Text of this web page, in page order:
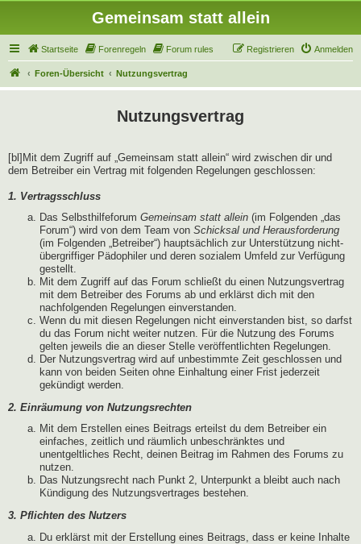
Gemeinsam statt allein
Startseite Forenregeln Forum rules Anmelden
Registrieren
Foren-Übersicht Nutzungsvertrag
Nutzungsvertrag
[bl]Mit dem Zugriff auf „Gemeinsam statt allein“ wird zwischen dir und
dem Betreiber ein Vertrag mit folgenden Regelungen geschlossen:
1. Vertragsschluss
Das Selbsthilfeforum Gemeinsam statt allein (im Folgenden „das
Forum“) wird von dem Team von Schicksal und Herausforderung
(im Folgenden „Betreiber“) hauptsächlich zur Unterstützung nicht-
übergriffiger Pädophiler und deren sozialem Umfeld zur Verfügung
gestellt.
Mit dem Zugriff auf das Forum schließt du einen Nutzungsvertrag
mit dem Betreiber des Forums ab und erklärst dich mit den
nachfolgenden Regelungen einverstanden.
Wenn du mit diesen Regelungen nicht einverstanden bist, so darfst
du das Forum nicht weiter nutzen. Für die Nutzung des Forums
gelten jeweils die an dieser Stelle veröffentlichten Regelungen.
Der Nutzungsvertrag wird auf unbestimmte Zeit geschlossen und
kann von beiden Seiten ohne Einhaltung einer Frist jederzeit
gekündigt werden.
2. Einräumung von Nutzungsrechten
Mit dem Erstellen eines Beitrags erteilst du dem Betreiber ein
einfaches, zeitlich und räumlich unbeschränktes und
unentgeltliches Recht, deinen Beitrag im Rahmen des Forums zu
nutzen.
Das Nutzungsrecht nach Punkt 2, Unterpunkt a bleibt auch nach
Kündigung des Nutzungsvertrages bestehen.
3. Pflichten des Nutzers
Du erklärst mit der Erstellung eines Beitrags, dass er keine Inhalte